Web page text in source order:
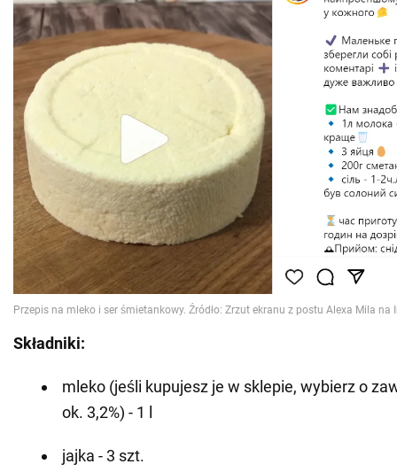
Składniki:
mleko (jeśli kupujesz je w sklepie, wybierz o
ok. 3,2%) - 1 l
jajka - 3 szt.